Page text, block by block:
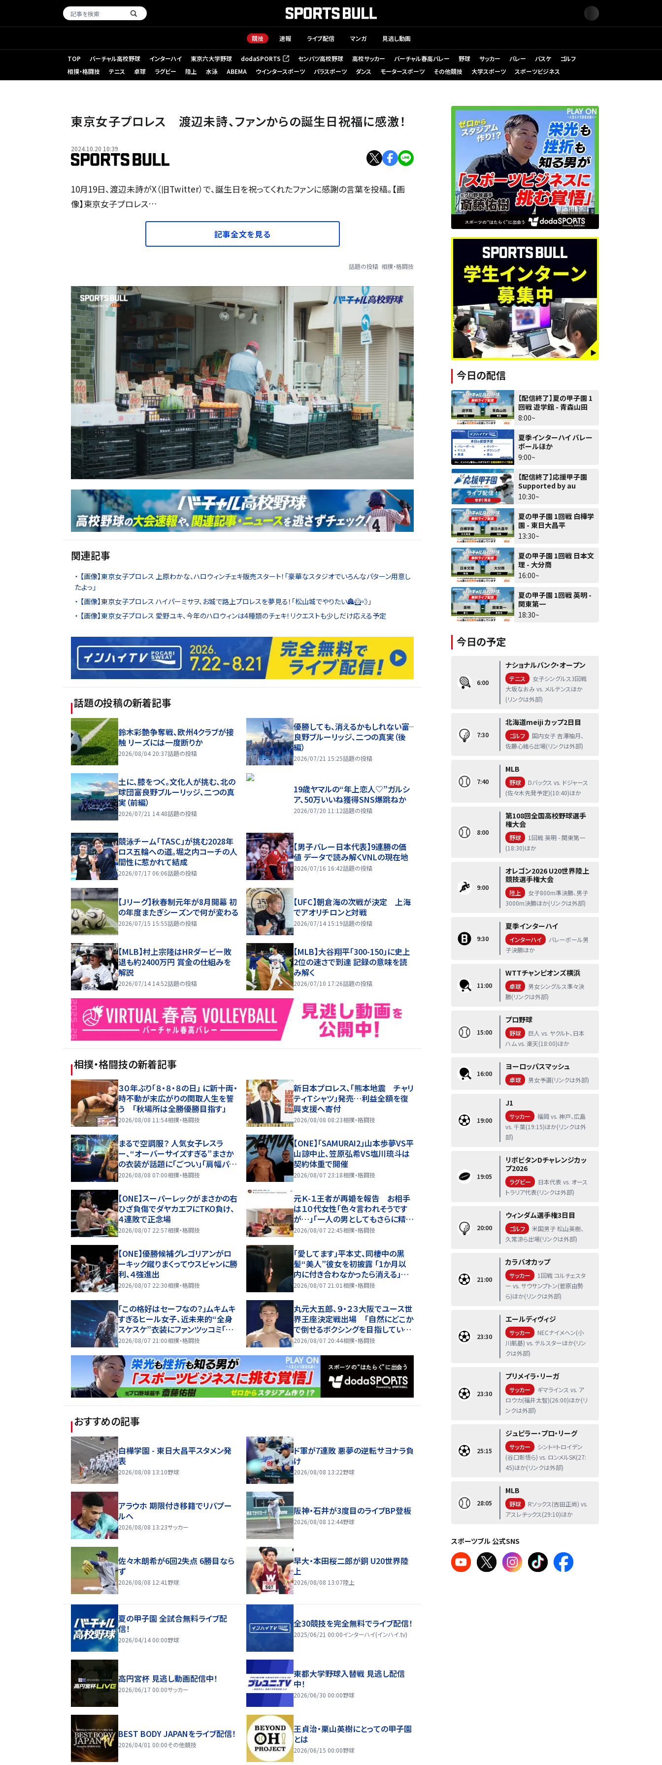
競技 速報 ライブ配信 マンガ 見逃し動画
TOP バーチャル高校野球 インターハイ 東京六大学野球 dodaSPORTS
（新しいタブで開く） センバツ高校野球 高校サッカー バーチャル春高バレー 野球 サッカー バレー バスケ
ゴルフ
相撲・格闘技
テニス 卓球 ラグビー 陸上 水泳 ABEMA ウインタースポーツ パラスポーツ ダンス モータースポーツ その他競技 大学スポーツ スポーツビジネス
東京女子プロレス 渡辺未詩、ファンからの誕生日祝福に感激！
2024.10.20 10:39
10月19日、渡辺未詩がX（旧Twitter）で、誕生日を祝ってくれたファンに感謝の言葉を投稿。【画
像】東京女子プロレス…
記事全文を見る
話題の投稿 相撲・格闘技
関連記事
【画像】東京女子プロレス 上原わかな、ハロウィンチェキ販売スタート！「豪華なスタジオでいろんなパターン用意し
たよっ」
【画像】東京女子プロレス ハイパーミサヲ、お城で路上プロレスを夢見る！「松山城でやりたい🏯🦸💨」
【画像】東京女子プロレス 愛野ユキ、今年のハロウィンは4種類のチェキ！リクエストも少しだけ応える予定
話題の投稿の新着記事
鈴木彩艶争奪戦、欧州4クラブが接
触 リーズには一度断りか
2026/08/04 20:37話題の投稿
優勝しても、消えるかもしれない――富
良野ブルーリッジ、二つの真実（後
編）
2026/07/21 15:25話題の投稿
土に、膝をつく。文化人が挑む、北の
球団――富良野ブルーリッジ、二つの真
実（前編）
2026/07/21 14:48話題の投稿
19歳ヤマルの“年上恋人♡”ガルシ
ア、50万いいね獲得SNS爆跳ねか
2026/07/20 11:12話題の投稿
競泳チーム「TASC」が挑む2028年
ロス五輪への道。堀之内コーチの人
間性に惹かれて結成
2026/07/17 06:06話題の投稿
【男子バレー日本代表】9連勝の価
値 データで読み解くVNLの現在地
2026/07/16 16:42話題の投稿
【Jリーグ】秋春制元年が8月開幕 初
の年度またぎシーズンで何が変わる
2026/07/15 15:55話題の投稿
【UFC】朝倉海の次戦が決定 上海
でアオリチロンと対戦
2026/07/14 15:19話題の投稿
【MLB】村上宗隆はHRダービー敗
退も約2400万円 賞金の仕組みを
解説
2026/07/14 14:52話題の投稿
【MLB】大谷翔平「300-150」に史上
2位の速さで到達 記録の意味を読
み解く
2026/07/10 17:26話題の投稿
相撲・格闘技の新着記事
３０年ぶり「８・８・８の日」 に新十両・
時不動が末広がりの関取人生を誓
う 「秋場所は全勝優勝目指す」
2026/08/08 11:54相撲・格闘技
新日本プロレス、「熊本地震 チャリ
ティＴシャツ」発売…利益全額を復
興支援へ寄付
2026/08/08 08:23相撲・格闘技
まるで空調服？ 人気女子レスラ
ー、“オーバーサイズすぎる”まさか
の衣装が話題に「ごつい」「肩幅パッ
ドすご」
2026/08/08 07:00相撲・格闘技
【ONE】「SAMURAI2」山本歩夢VS平
山諒中止、笠原弘希VS塩川琉斗は
契約体重で開催
2026/08/07 23:18相撲・格闘技
【ONE】スーパーレックがまさかの右
ひざ負傷でダヤカエフにTKO負け、
４連敗で正念場
2026/08/07 22:57相撲・格闘技
元Ｋ-１王者が再婚を報告 お相手
は１０代女性「色々言われそうです
が…」「一人の男としてもさらに精
進」久保優太が報告
2026/08/07 22:45相撲・格闘技
【ONE】優勝候補グレゴリアンがロ
ーキック蹴りまくってウスビャンに勝
利、４強進出
2026/08/07 22:30相撲・格闘技
「愛してます」平本丈、同棲中の黒
髪“美人”彼女を初披露 「1か月以
内に付き合わなかったら消える」馴
れ初めも
2026/08/07 21:01 相撲・格闘技
「この格好はセーフなの？」ムキムキ
すぎるヒール女子、近未来的“全身
スケスケ”衣装にファンツッコミ「着
ているけど着ていない感…」
2026/08/07 21:00相撲・格闘技
丸元大五郎、９・２３大阪でユース世
界王座決定戦出場 「自然にどこか
で倒せるボクシングを目指してい
る」
2026/08/07 20:44相撲・格闘技
おすすめの記事
白樺学園 - 東日大昌平スタメン発
表
2026/08/08 13:10野球
ド軍が7連敗 悪夢の逆転サヨナラ負
け
2026/08/08 13:22野球
アラウホ 期限付き移籍でリバプー
ルへ
2026/08/08 13:23サッカー
阪神・石井が3度目のライブBP登板
2026/08/08 12:44野球
佐々木朗希が6回2失点 6勝目なら
ず
2026/08/08 12:41 野球
早大・本田桜二郎が銅 U20世界陸
上
2026/08/08 13:07陸上
夏の甲子園 全試合無料ライブ配
信！
2026/04/14 00:00野球
全30競技を完全無料でライブ配信！
2025/06/21 00:00インターハイ(インハイ.tv)
高円宮杯 見逃し動画配信中！
2026/06/17 00:00サッカー
東都大学野球入替戦 見逃し配信
中！
2026/06/30 00:00野球
BEST BODY JAPANをライブ配信！
2026/04/01 00:00その他競技
王貞治・栗山英樹にとっての甲子園
とは
2026/06/15 00:00野球
今日の配信
【配信終了】夏の甲子園 1
回戦 遊学館 - 青森山田
8:00~
夏季インターハイ バレー
ボールほか
9:00~
【配信終了】応援甲子園
Supported by au
10:30~
夏の甲子園 1回戦 白樺学
園 - 東日大昌平
13:30~
夏の甲子園 1回戦 日本文
理 - 大分商
16:00~
夏の甲子園 1回戦 英明 -
関東第一
18:30~
今日の予定
6:00
ナショナルバンク・オープン
テニス
女子シングルス3回戦
大坂なおみ vs. メルテンスほか
(リンクは外部)
7:30
北海道meiji カップ2日目
ゴルフ
国内女子 吉澤柚月、
佐藤心結ら出場(リンクは外部)
7:40
MLB
野球
Dバックス vs. ドジャース
(佐々木先発予定)(10:40)ほか
8:00
第108回全国高校野球選手
権大会
野球
1回戦 英明 - 関東第一
(18:30)ほか
9:00
オレゴン2026 U20世界陸上
競技選手権大会
陸上
女子800m準決勝、男子
3000m決勝ほか(リンクは外部)
9:30
夏季インターハイ
インターハイ
バレーボール男
子決勝ほか
11:00
WTTチャンピオンズ横浜
卓球
男女シングルス準々決
勝(リンクは外部)
15:00
プロ野球
野球
巨人 vs. ヤクルト、日本
ハム vs. 楽天(18:00)ほか
16:00
ヨーロッパスマッシュ
卓球 男女予選(リンクは外部)
19:00
J1
サッカー
福岡 vs. 神戸、広島
vs. 千葉(19:15)ほか(リンクは外
部)
19:05
リポビタンDチャレンジカッ
プ2026
ラグビー
日本代表 vs. オース
トラリア代表(リンクは外部)
20:00
ウィンダム選手権3日目
ゴルフ
米国男子 松山英樹、
久常涼ら出場(リンクは外部)
21:00
カラバオカップ
サッカー
1回戦 コルチェスタ
ー vs. サウサンプトン(菅原由勢
ら)ほか(リンクは外部)
23:30
エールディヴィジ
サッカー
NECナイメヘン(小
川航基) vs. テルスターほか(リン
クは外部)
23:30
プリメイラ・リーガ
サッカー
ギマラインス vs. ア
ロウカ(福井太智)(26:00)ほか(リ
ンクは外部)
25:15
ジュピラー・プロ・リーグ
サッカー
シント=トロイデン
(谷口彰悟ら) vs. ロンメルSK(27:
45)ほか(リンクは外部)
28:05
MLB
野球
Rソックス(吉田正尚) vs.
アスレチックス(29:10)ほか
スポーツブル 公式SNS